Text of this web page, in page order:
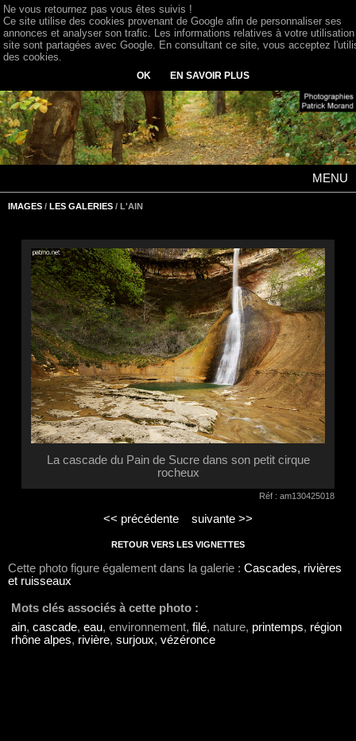
MENU
IMAGES / LES GALERIES / L'AIN
La cascade du Pain de Sucre dans son petit cirque
rocheux
Réf : am130425018
<< précédente suivante >>
RETOUR VERS LES VIGNETTES
Cette photo figure également dans la galerie : Cascades, rivières
et ruisseaux
Mots clés associés à cette photo :
ain, cascade, eau, environnement, filé, nature, printemps, région
rhône alpes, rivière, surjoux, vézéronce
Ne vous retournez pas vous êtes suivis !
Ce site utilise des cookies provenant de Google afin de personnaliser ses
annonces et analyser son trafic. Les informations relatives à votre
site sont partagées avec Google. En consultant ce site, vous acceptez
des cookies.
OK EN SAVOIR PLUS